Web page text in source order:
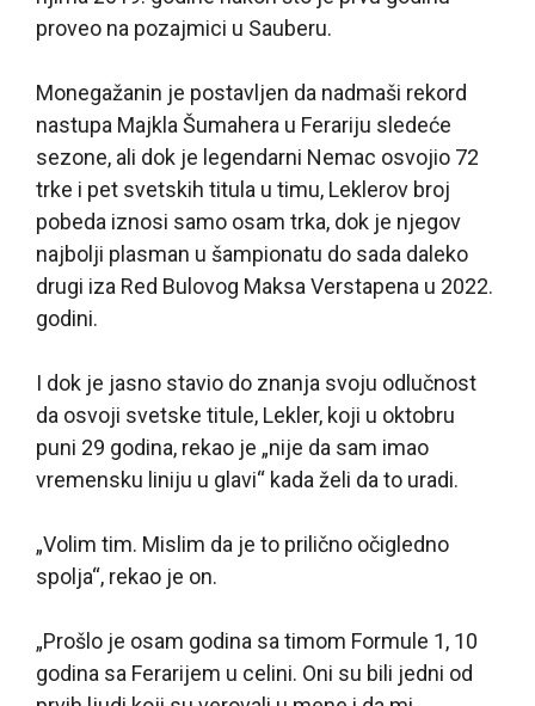
proveo na pozajmici u Sauberu.
Monegažanin je postavljen da nadmaši rekord
nastupa Majkla Šumahera u Ferariju sledeće
sezone, ali dok je legendarni Nemac osvojio 72
trke i pet svetskih titula u timu, Leklerov broj
pobeda iznosi samo osam trka, dok je njegov
najbolji plasman u šampionatu do sada daleko
drugi iza Red Bulovog Maksa Verstapena u 2022.
godini.
I dok je jasno stavio do znanja svoju odlučnost
da osvoji svetske titule, Lekler, koji u oktobru
puni 29 godina, rekao je „nije da sam imao
vremensku liniju u glavi“ kada želi da to uradi.
„Volim tim. Mislim da je to prilično očigledno
spolja“, rekao je on.
„Prošlo je osam godina sa timom Formule 1, 10
godina sa Ferarijem u celini. Oni su bili jedni od